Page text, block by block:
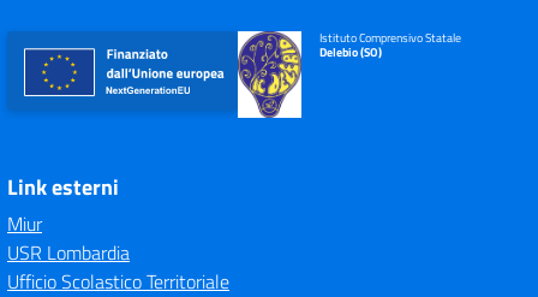
Istituto Comprensivo Statale
Delebio (SO)
Link esterni
Miur
USR Lombardia
Ufficio Scolastico Territoriale